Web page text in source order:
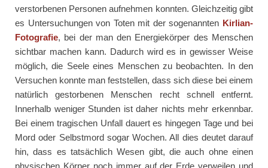
verstorbenen Personen aufnehmen konnten. Gleichzeitig gibt
es Untersuchungen von Toten mit der sogenannten Kirlian-
Fotografie, bei der man den Energiekörper des Menschen
sichtbar machen kann. Dadurch wird es in gewisser Weise
möglich, die Seele eines Menschen zu beobachten. In den
Versuchen konnte man feststellen, dass sich diese bei einem
natürlich gestorbenen Menschen recht schnell entfernt.
Innerhalb weniger Stunden ist daher nichts mehr erkennbar.
Bei einem tragischen Unfall dauert es hingegen Tage und bei
Mord oder Selbstmord sogar Wochen. All dies deutet darauf
hin, dass es tatsächlich Wesen gibt, die auch ohne einen
physischen Körper noch immer auf der Erde verweilen und